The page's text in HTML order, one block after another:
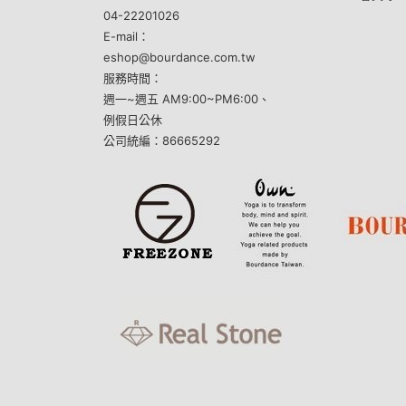
04-22201026
E-mail：
eshop@bourdance.com.tw
服務時間：
週一~週五 AM9:00~PM6:00、
例假日公休
公司統編：86665292